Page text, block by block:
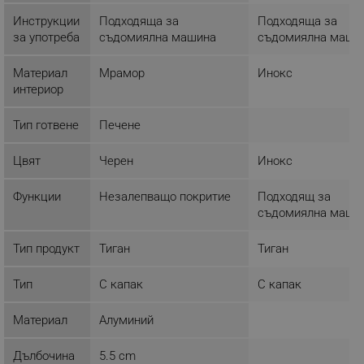
Инструкции
за употреба
Подходяща за
съдомиялна машина
Подходяща за
съдомиялна
Материал
интериор
Мрамор Инокс
Тип готвене Печене
Цвят Черен Инокс
Функции Незалепващо покритие
Подходящ за
съдомиялна
Тип продукт Тиган Тиган
Тип С капак С капак
Материал Алуминий
Дълбочина 5.5 cm
потребителско влизане и управление на
акаунта. Уебсайтът не може да се използва
Име
Provider /
_nzm_idnl_92166-7699
.alleop.bg
_nzm_id_92166-7699
.alleop.bg